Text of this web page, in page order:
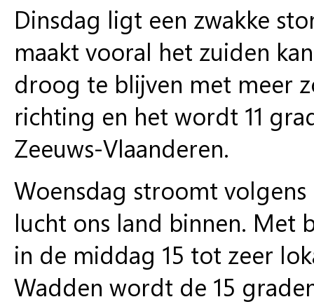
Dinsdag ligt een zwakke
maakt vooral het zuiden
droog te blijven met meer
richting en het wordt 11
Zeeuws-Vlaanderen.
Woensdag stroomt
lucht ons land binnen. Met
in de middag 15 tot zeer
Wadden wordt de 15